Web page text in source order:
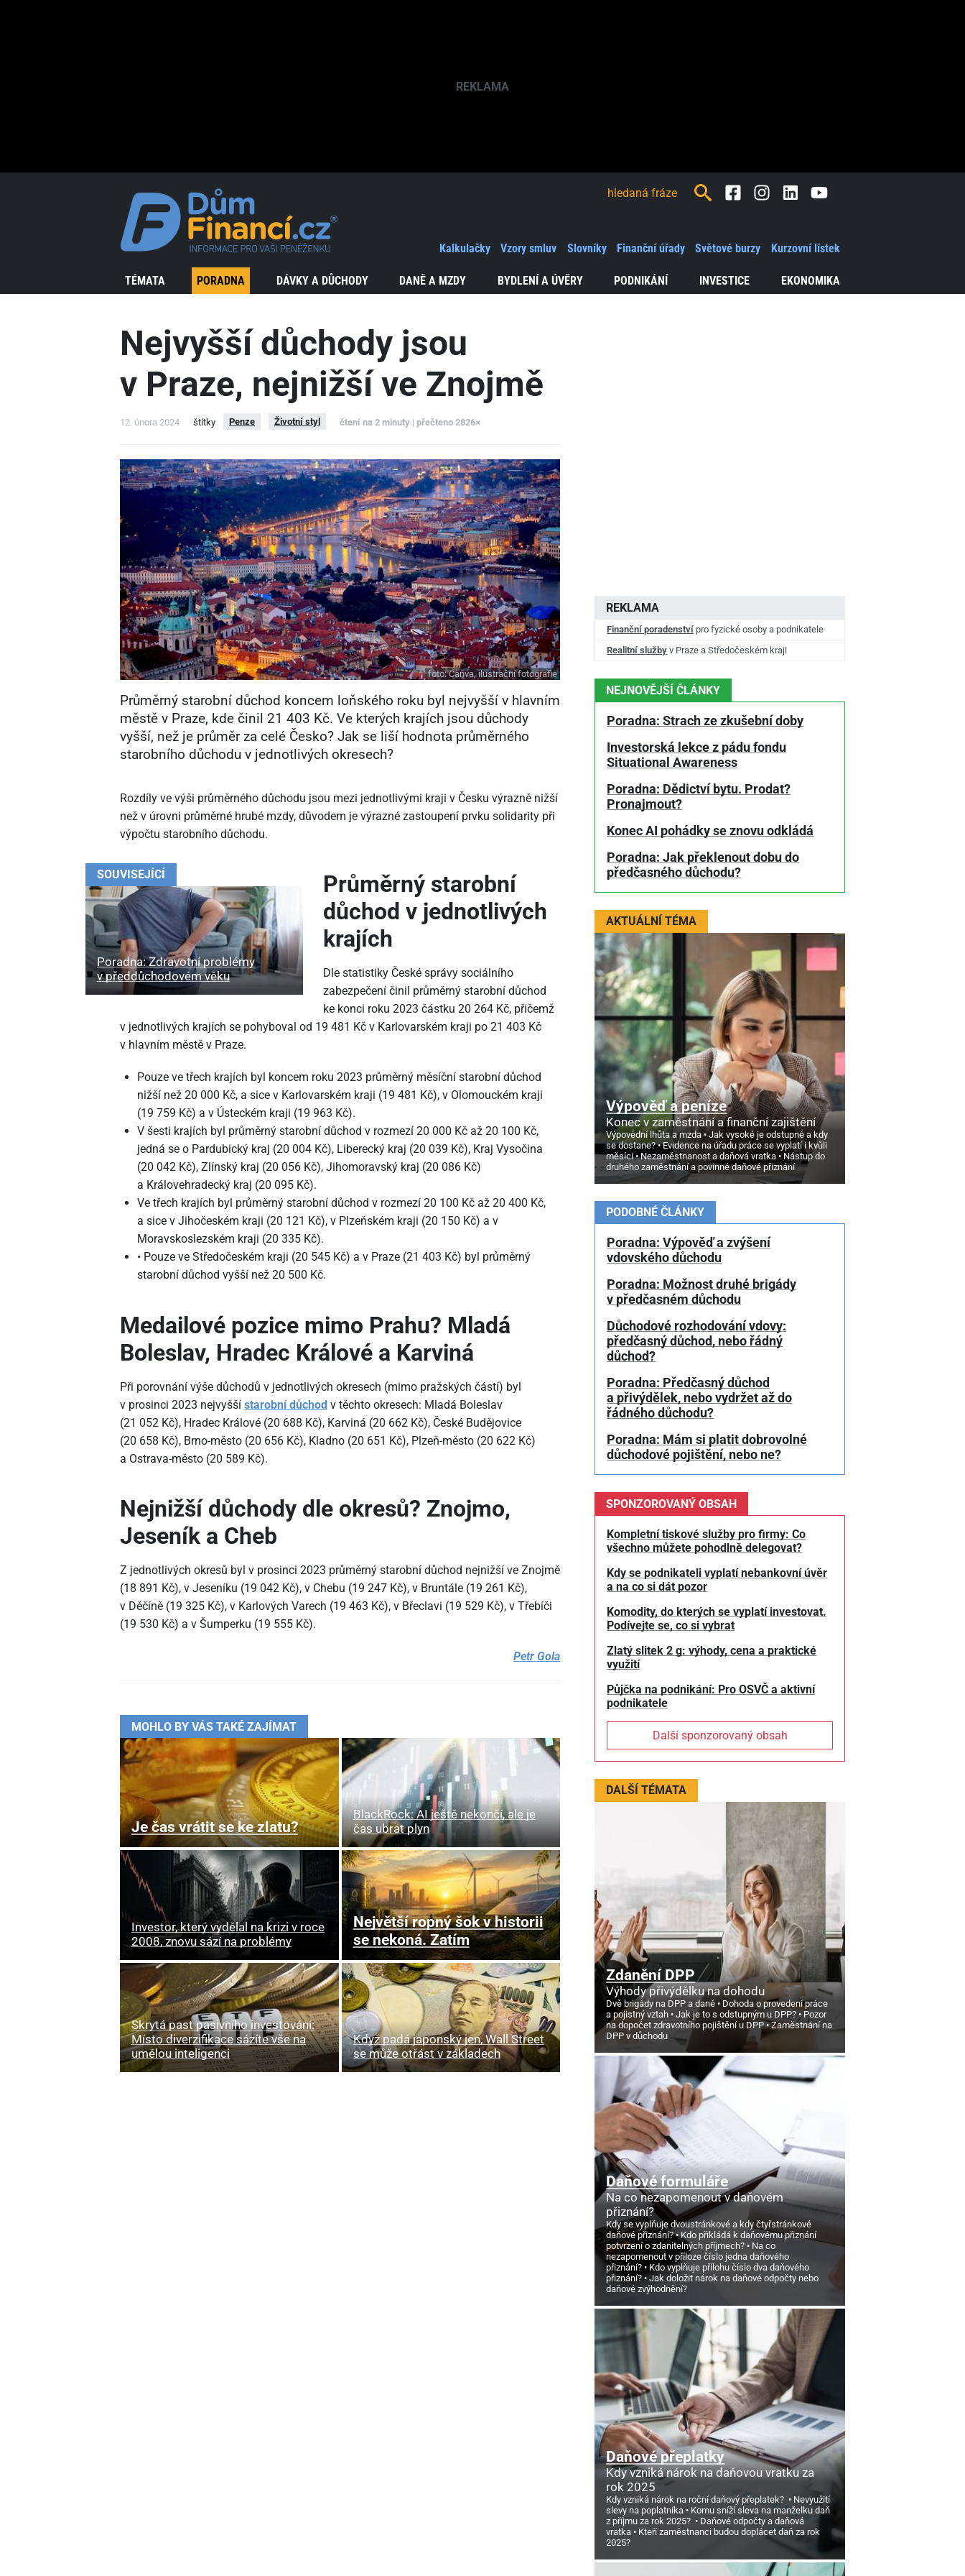
TÉMATA PORADNA DÁVKY A DŮCHODY DANĚ A MZDY BYDLENÍ A ÚVĚRY PODNIKÁNÍ INVESTICE EKONOMIKA
Kalkulačky Vzory smluv Slovníky Finanční úřady Světové burzy Kurzovní lístek
FacebookInstagramLinkedInYoutube
Nejvyšší důchody jsou
v Praze, nejnižší ve Znojmě
12. února 2024 štítky Penze Životní styl čtení na 2 minuty | přečteno 2826×
foto:Canva, ilustrační fotografie
Průměrný starobní důchod koncem loňského roku byl nejvyšší v hlavním
městě v Praze, kde činil 21 403 Kč. Ve kterých krajích jsou důchody
vyšší, než je průměr za celé Česko? Jak se liší hodnota průměrného
starobního důchodu v jednotlivých okresech?
Rozdíly ve výši průměrného důchodu jsou mezi jednotlivými kraji v Česku výrazně nižší
než v úrovni průměrné hrubé mzdy, důvodem je výrazné zastoupení prvku solidarity při
výpočtu starobního důchodu.
SOUVISEJÍCÍ
Poradna: Zdravotní problémy
v předdůchodovém věku
Průměrný starobní
důchod v jednotlivých
krajích
Dle statistiky České správy sociálního
zabezpečení činil průměrný starobní důchod
ke konci roku 2023 částku 20 264 Kč, přičemž
v jednotlivých krajích se pohyboval od 19 481 Kč v Karlovarském kraji po 21 403 Kč
v hlavním městě v Praze.
Pouze ve třech krajích byl koncem roku 2023 průměrný měsíční starobní důchod
nižší než 20 000 Kč, a sice v Karlovarském kraji (19 481 Kč), v Olomouckém kraji
(19 759 Kč) a v Ústeckém kraji (19 963 Kč).
V šesti krajích byl průměrný starobní důchod v rozmezí 20 000 Kč až 20 100 Kč,
jedná se o Pardubický kraj (20 004 Kč), Liberecký kraj (20 039 Kč), Kraj Vysočina
(20 042 Kč), Zlínský kraj (20 056 Kč), Jihomoravský kraj (20 086 Kč)
a Královehradecký kraj (20 095 Kč).
Ve třech krajích byl průměrný starobní důchod v rozmezí 20 100 Kč až 20 400 Kč,
a sice v Jihočeském kraji (20 121 Kč), v Plzeňském kraji (20 150 Kč) a v
Moravskoslezském kraji (20 335 Kč).
• Pouze ve Středočeském kraji (20 545 Kč) a v Praze (21 403 Kč) byl průměrný
starobní důchod vyšší než 20 500 Kč.
Medailové pozice mimo Prahu? Mladá
Boleslav, Hradec Králové a Karviná
Při porovnání výše důchodů v jednotlivých okresech (mimo pražských částí) byl
v prosinci 2023 nejvyšší starobní důchod v těchto okresech: Mladá Boleslav
(21 052 Kč), Hradec Králové (20 688 Kč), Karviná (20 662 Kč), České Budějovice
(20 658 Kč), Brno-město (20 656 Kč), Kladno (20 651 Kč), Plzeň-město (20 622 Kč)
a Ostrava-město (20 589 Kč).
Nejnižší důchody dle okresů? Znojmo,
Jeseník a Cheb
Z jednotlivých okresů byl v prosinci 2023 průměrný starobní důchod nejnižší ve Znojmě
(18 891 Kč), v Jeseníku (19 042 Kč), v Chebu (19 247 Kč), v Bruntále (19 261 Kč),
v Děčíně (19 325 Kč), v Karlových Varech (19 463 Kč), v Břeclavi (19 529 Kč), v Třebíči
(19 530 Kč) a v Šumperku (19 555 Kč).
Petr Gola
MOHLO BY VÁS TAKÉ ZAJÍMAT
Je čas vrátit se ke zlatu?
BlackRock: AI ještě nekončí, ale je
čas ubrat plyn
Investor, který vydělal na krizi v roce
2008, znovu sází na problémy
Největší ropný šok v historii
se nekoná. Zatím
Skrytá past pasivního investování:
Místo diverzifikace sázíte vše na
umělou inteligenci
Když padá japonský jen, Wall Street
se může otřást v základech
REKLAMA
Finanční poradenství pro fyzické osoby a podnikatele
Realitní služby v Praze a Středočeském kraji
NEJNOVĚJŠÍ ČLÁNKY
Poradna: Strach ze zkušební doby
Investorská lekce z pádu fondu
Situational Awareness
Poradna: Dědictví bytu. Prodat?
Pronajmout?
Konec AI pohádky se znovu odkládá
Poradna: Jak překlenout dobu do
předčasného důchodu?
AKTUÁLNÍ TÉMA
Výpověď a peníze
Konec v zaměstnání a finanční zajištění
Výpovědní lhůta a mzda
Jak vysoké je odstupné a kdy
se dostane?
Evidence na úřadu práce se vyplatí i kvůli
měsíci
Nezaměstnanost a daňová vratka
Nástup do
druhého zaměstnání a povinné daňové přiznání
PODOBNÉ ČLÁNKY
Poradna: Výpověď a zvýšení
vdovského důchodu
Poradna: Možnost druhé brigády
v předčasném důchodu
Důchodové rozhodování vdovy:
předčasný důchod, nebo řádný
důchod?
Poradna: Předčasný důchod
a přivýdělek, nebo vydržet až do
řádného důchodu?
Poradna: Mám si platit dobrovolné
důchodové pojištění, nebo ne?
SPONZOROVANÝ OBSAH
Kompletní tiskové služby pro firmy: Co
všechno můžete pohodlně delegovat?
Kdy se podnikateli vyplatí nebankovní úvěr
a na co si dát pozor
Komodity, do kterých se vyplatí investovat.
Podívejte se, co si vybrat
Zlatý slitek 2 g: výhody, cena a praktické
využití
Půjčka na podnikání: Pro OSVČ a aktivní
podnikatele
Další sponzorovaný obsah
DALŠÍ TÉMATA
Zdanění DPP
Výhody přivýdělku na dohodu
Dvě brigády na DPP a daně
Dohoda o provedení práce
a pojistný vztah
Jak je to s odstupným u DPP?
Pozor
na dopočet zdravotního pojištění u DPP
Zaměstnání na
DPP v důchodu
Daňové formuláře
Na co nezapomenout v daňovém
přiznání?
Kdy se vyplňuje dvoustránkové a kdy čtyřstránkové
daňové přiznání?
Kdo přikládá k daňovému přiznání
potvrzení o zdanitelných příjmech?
Na co
nezapomenout v příloze číslo jedna daňového
přiznání?
Kdo vyplňuje přílohu číslo dva daňového
přiznání?
Jak doložit nárok na daňové odpočty nebo
daňové zvýhodnění?
Daňové přeplatky
Kdy vzniká nárok na daňovou vratku za
rok 2025
Kdy vzniká nárok na roční daňový přeplatek?
Nevyužití
slevy na poplatníka
Komu sníží sleva na manželku daň
z příjmu za rok 2025?
Daňové odpočty a daňová
vratka
Kteří zaměstnanci budou doplácet daň za rok
2025?